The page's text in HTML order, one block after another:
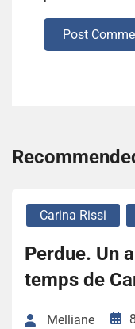
Post
Carina Rissi
Perdue. Un
temps de
Melliane